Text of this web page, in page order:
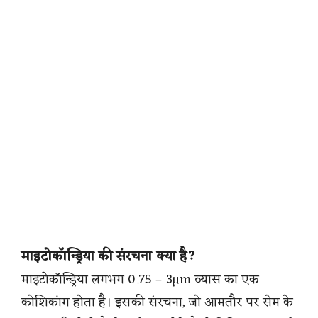
माइटोकॉन्ड्रिया की संरचना क्या है?
माइटोकॉन्ड्रिया लगभग 0.75 – 3µm व्यास का एक
कोशिकांग होता है। इसकी संरचना, जो आमतौर पर सेम के